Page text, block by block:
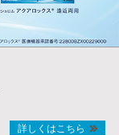
詳しくはこちら